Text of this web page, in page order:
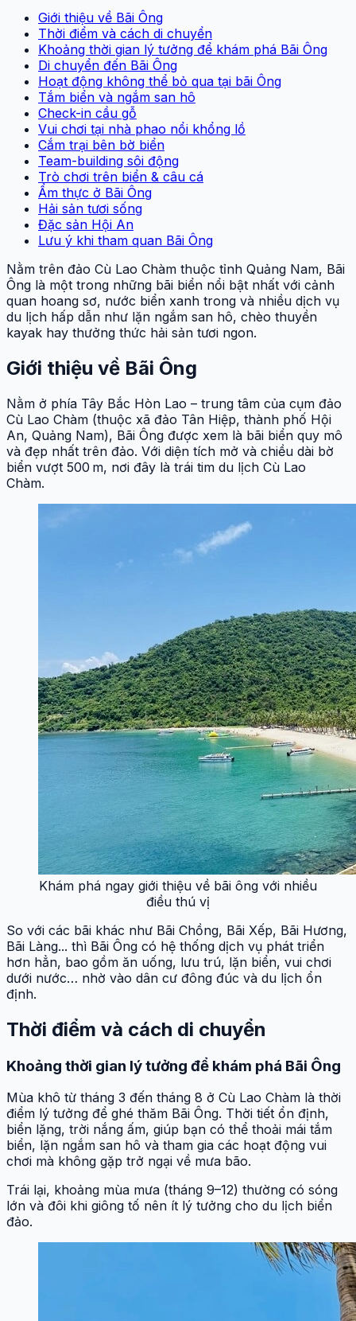
Giới thiệu về Bãi Ông
Thời điểm và cách di chuyển
Khoảng thời gian lý tưởng để khám phá Bãi Ông
Di chuyển đến Bãi Ông
Hoạt động không thể bỏ qua tại bãi Ông
Tắm biển và ngắm san hô
Check-in cầu gỗ
Vui chơi tại nhà phao nổi khổng lồ
Cắm trại bên bờ biển
Team-building sôi động
Trò chơi trên biển & câu cá
Ẩm thực ở Bãi Ông
Hải sản tươi sống
Đặc sản Hội An
Lưu ý khi tham quan Bãi Ông
Nằm trên đảo Cù Lao Chàm thuộc tỉnh Quảng Nam, Bãi
Ông là một trong những bãi biển nổi bật nhất với cảnh
quan hoang sơ, nước biển xanh trong và nhiều dịch vụ
du lịch hấp dẫn như lặn ngắm san hô, chèo thuyền
kayak hay thưởng thức hải sản tươi ngon.
Giới thiệu về Bãi Ông
Nằm ở phía Tây Bắc Hòn Lao – trung tâm của cụm đảo
Cù Lao Chàm (thuộc xã đảo Tân Hiệp, thành phố Hội
An, Quảng Nam), Bãi Ông được xem là bãi biển quy mô
và đẹp nhất trên đảo. Với diện tích mở và chiều dài bờ
biển vượt 500 m, nơi đây là trái tim du lịch Cù Lao
Chàm.
Khám phá ngay giới thiệu về bãi ông với nhiều
điều thú vị
So với các bãi khác như Bãi Chồng, Bãi Xếp, Bãi Hương,
Bãi Làng... thì Bãi Ông có hệ thống dịch vụ phát triển
hơn hẳn, bao gồm ăn uống, lưu trú, lặn biển, vui chơi
dưới nước… nhờ vào dân cư đông đúc và du lịch ổn
định.
Thời điểm và cách di chuyển
Khoảng thời gian lý tưởng để khám phá Bãi Ông
Mùa khô từ tháng 3 đến tháng 8 ở Cù Lao Chàm là thời
điểm lý tưởng để ghé thăm Bãi Ông. Thời tiết ổn định,
biển lặng, trời nắng ấm, giúp bạn có thể thoải mái tắm
biển, lặn ngắm san hô và tham gia các hoạt động vui
chơi mà không gặp trở ngại về mưa bão.
Trái lại, khoảng mùa mưa (tháng 9–12) thường có sóng
lớn và đôi khi giông tố nên ít lý tưởng cho du lịch biển
đảo.